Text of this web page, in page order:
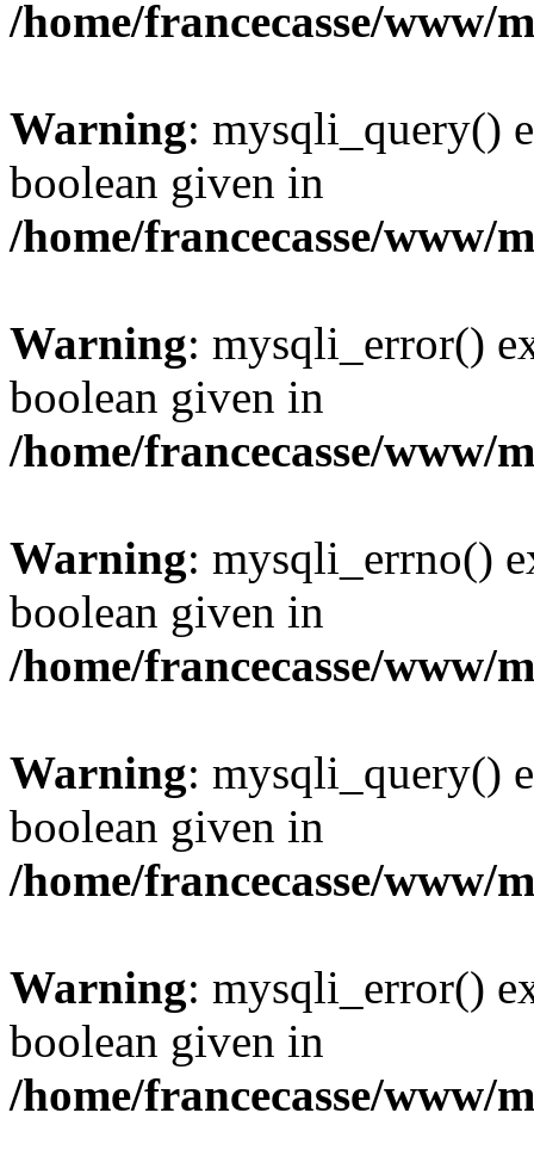
/home/francecasse/www/
Warning: mysqli_query()
boolean given in
/home/francecasse/www/
Warning: mysqli_error()
boolean given in
/home/francecasse/www/
Warning: mysqli_errno()
boolean given in
/home/francecasse/www/
Warning: mysqli_query()
boolean given in
/home/francecasse/www/
Warning: mysqli_error()
boolean given in
/home/francecasse/www/